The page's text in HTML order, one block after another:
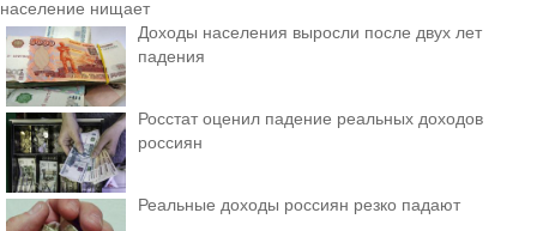
население нищает
Доходы населения выросли после двух лет
падения
Росстат оценил падение реальных доходов
россиян
Реальные доходы россиян резко падают